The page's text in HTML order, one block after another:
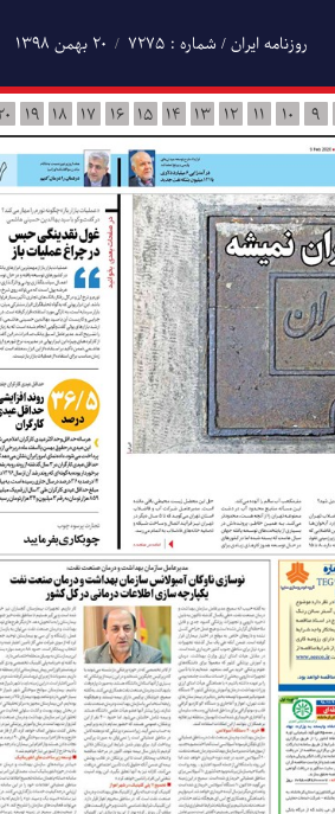
روزنامه ایران / شماره : 7275 ۲۰ بهمن ۱۳۹۸
9
10
11
12
13
14
15
16
17
18
19